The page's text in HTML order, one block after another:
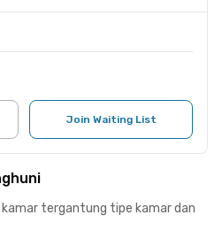
Join Waiting List
tergantung tipe kamar dan